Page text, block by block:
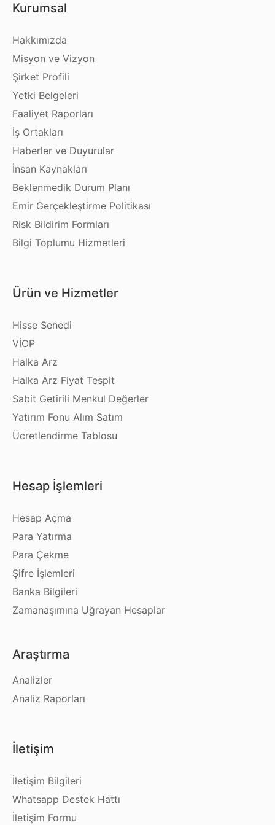
Kurumsal
Hakkımızda
Misyon ve Vizyon
Şirket Profili
Yetki Belgeleri
Faaliyet Raporları
İş Ortakları
Haberler ve Duyurular
İnsan Kaynakları
Beklenmedik Durum Planı
Emir Gerçekleştirme Politikası
Risk Bildirim Formları
Bilgi Toplumu Hizmetleri
Ürün ve Hizmetler
Hisse Senedi
VİOP
Halka Arz
Halka Arz Fiyat Tespit
Sabit Getirili Menkul Değerler
Yatırım Fonu Alım Satım
Ücretlendirme Tablosu
Hesap İşlemleri
Hesap Açma
Para Yatırma
Para Çekme
Şifre İşlemleri
Banka Bilgileri
Zamanaşımına Uğrayan Hesaplar
Araştırma
Analizler
Analiz Raporları
İletişim
İletişim Bilgileri
Whatsapp Destek Hattı
İletişim Formu